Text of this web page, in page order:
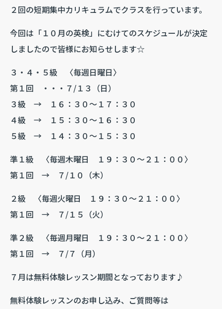
２回の短期集中カリキュラムでクラスを行っています。
今回は「１０月の英検」にむけてのスケジュールが決定
しましたので皆様にお知らせします☆
３・４・５級 〈毎週日曜日〉
第１回 ・・・７/１３（日）
３級 → １６：３０～１７：３０
４級 → １５：３０～１６：３０
５級 → １４：３０～１５：３０
準１級 〈毎週木曜日 １９：３０～２１：００〉
第１回 → ７/１０（木）
２級 〈毎週火曜日 １９：３０～２１：００〉
第１回 → ７/１５（火）
準２級 〈毎週月曜日 １９：３０～２１：００〉
第１回 → ７/７（月）
７月は無料体験レッスン期間となっております♪
無料体験レッスンのお申し込み、ご質問等は